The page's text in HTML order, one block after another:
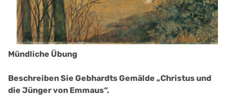
Mündliche Übung
Beschreiben Sie Gebhardts Gemälde „Christus und
die Jünger von Emmaus“.